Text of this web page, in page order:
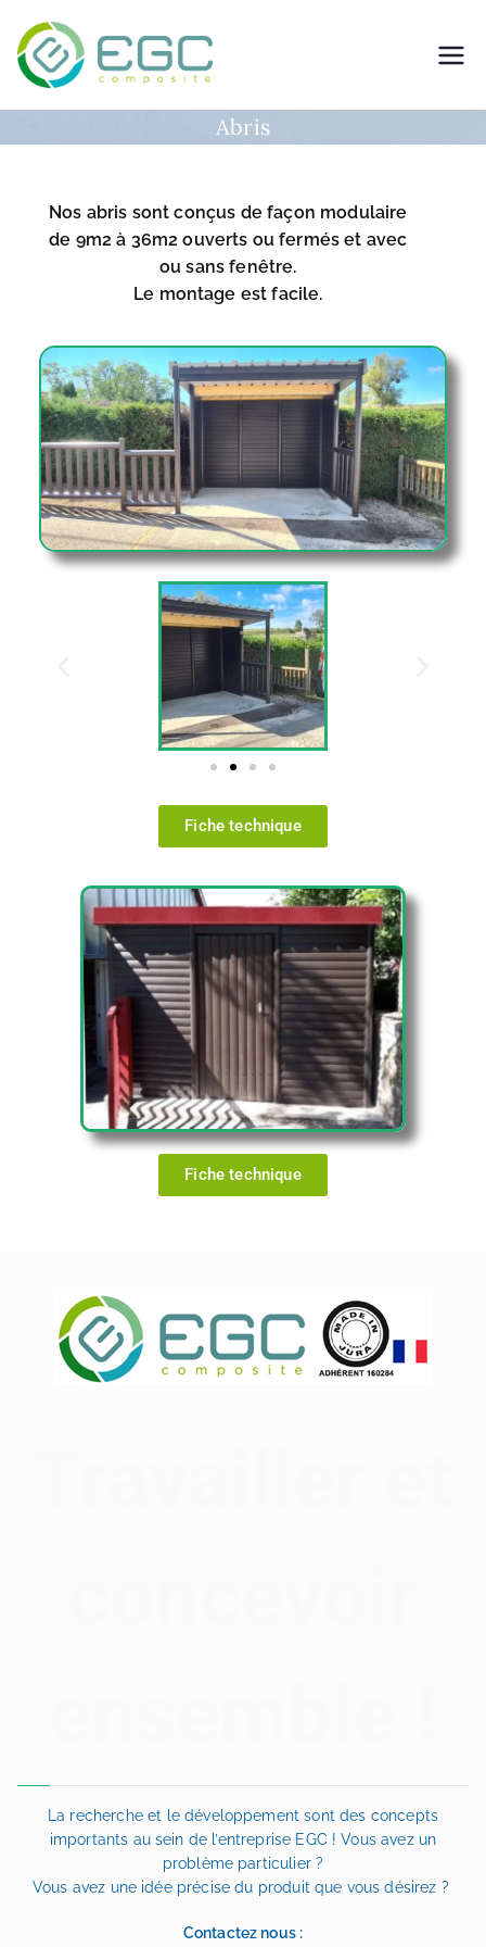
composites
Abris
Nos abris sont conçus de façon modulaire
de 9m2 à 36m2 ouverts ou fermés et avec
ou sans fenêtre.
Le montage est facile.
Fiche technique
Fiche technique
La recherche et le développement sont des concepts
importants au sein de l’entreprise EGC ! Vous avez un
problème particulier ?
Vous avez une idée précise du produit que vous désirez ?
Contactez nous: